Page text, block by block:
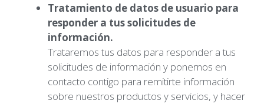
Tratamiento de datos de usuario para
responder a tus solicitudes de
información.
Trataremos tus datos para responder a tus
solicitudes de información y ponernos en
contacto contigo para remitirte información
sobre nuestros productos y servicios, y hacer